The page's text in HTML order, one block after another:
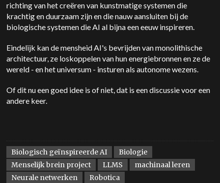
richting van het creëren van kunstmatige systemen die
krachtig en duurzaam zijn en die nauw aansluiten bij de
biologische systemen die AI al bijna een eeuw inspireren.
Eindelijk kan de mensheid AI's bevrijden van monolithische
architectuur, ze loskoppelen van hun energiebronnen en ze de
wereld - en het universum - insturen als autonome wezens.
Of dit nu een goed idee is of niet, dat is een discussie voor een
andere keer.
Biologisch geïnspireerde AI
Biologie
Menselijk brein project
LLMS
machinaal leren
Neurale netwerken
Robotica